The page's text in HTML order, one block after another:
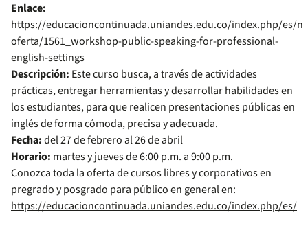
Enlace:
https://educacioncontinuada.uniandes.edu.co/index.php/es/
oferta/1561_workshop-public-speaking-for-professional-
english-settings
Descripción: Este curso busca, a través de actividades
prácticas, entregar herramientas y desarrollar habilidades en
los estudiantes, para que realicen presentaciones públicas en
inglés de forma cómoda, precisa y adecuada.
Fecha:del 27 de febrero al 26 de abril
Horario: martes y jueves de 6:00 p.m. a 9:00 p.m.
Conozca toda la oferta de cursos libres y corporativos en
pregrado y posgrado para público en general en:
https://educacioncontinuada.uniandes.edu.co/index.php/es/